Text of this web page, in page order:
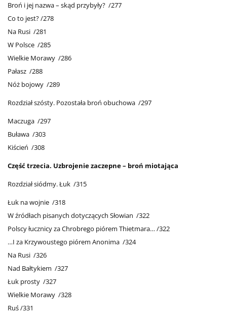
Broń i jej nazwa – skąd przybyły? /277
Co to jest? /278
Na Rusi /281
W Polsce /285
Wielkie Morawy /286
Pałasz /288
Nóż bojowy /289
Rozdział szósty. Pozostała broń obuchowa /297
Maczuga /297
Buława /303
Kiścień /308
Część trzecia. Uzbrojenie zaczepne – broń miotająca
Rozdział siódmy. Łuk /315
Łuk na wojnie /318
W źródłach pisanych dotyczących Słowian /322
Polscy łucznicy za Chrobrego piórem Thietmara… /322
…I za Krzywoustego piórem Anonima /324
Na Rusi /326
Nad Bałtykiem /327
Łuk prosty /327
Wielkie Morawy /328
Ruś /331